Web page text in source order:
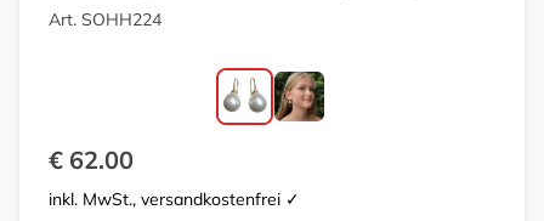
Art. SOHH224
€ 62.00
inkl. MwSt., versandkostenfrei ✓